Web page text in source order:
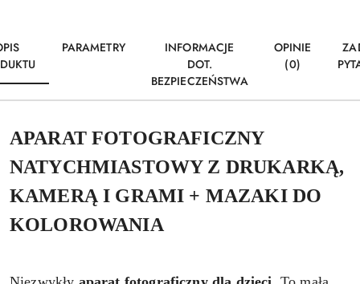
PARAMETRY
INFORMACJE
DOT.
BEZPIECZEŃSTWA
OPINIE
(0)
APARAT FOTOGRAFICZNY
NATYCHMIASTOWY Z DRUKARKĄ,
KAMERĄ I GRAMI + MAZAKI DO
KOLOROWANIA